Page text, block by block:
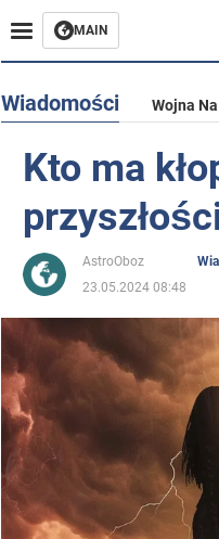
MAIN
Wiadomości Wojna
Kto ma
AstroOboz
23.05.2024 08:48